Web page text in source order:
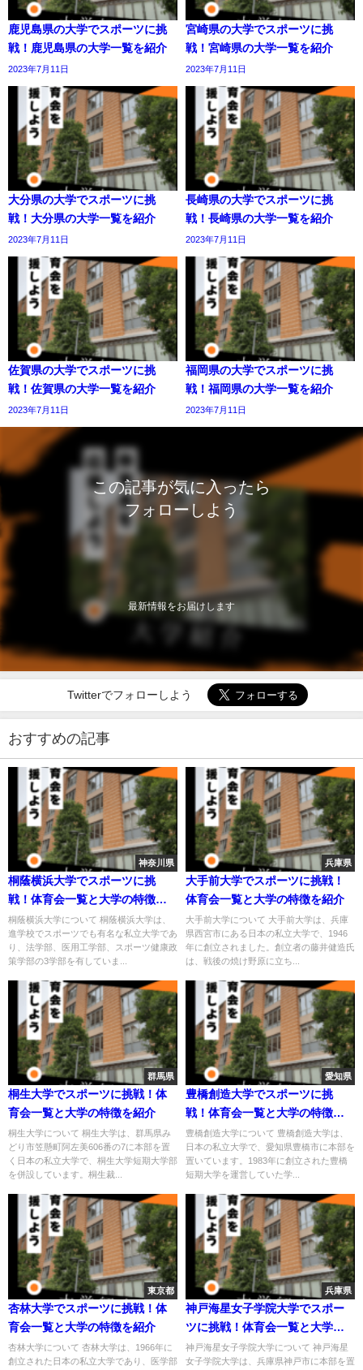
鹿児島県の大学でスポーツに挑
戦！鹿児島県の大学一覧を紹介
2023年7月11日
宮崎県の大学でスポーツに挑
戦！宮崎県の大学一覧を紹介
2023年7月11日
大分県の大学でスポーツに挑
戦！大分県の大学一覧を紹介
2023年7月11日
長崎県の大学でスポーツに挑
戦！長崎県の大学一覧を紹介
2023年7月11日
佐賀県の大学でスポーツに挑
戦！佐賀県の大学一覧を紹介
2023年7月11日
福岡県の大学でスポーツに挑
戦！福岡県の大学一覧を紹介
2023年7月11日
この記事が気に入ったら
フォローしよう
最新情報をお届けします
Twitterでフォローしよう
おすすめの記事
神奈川県
桐蔭横浜大学でスポーツに挑
戦！体育会一覧と大学の特徴を
紹介
桐蔭横浜大学について 桐蔭横浜大学は、
進学校でスポーツでも有名な私立大学であ
り、法学部、医用工学部、スポーツ健康政
策学部の3学部を有していま...
兵庫県
大手前大学でスポーツに挑戦！
体育会一覧と大学の特徴を紹介
大手前大学について 大手前大学は、兵庫
県西宮市にある日本の私立大学で、1946
年に創立されました。創立者の藤井健造氏
は、戦後の焼け野原に立ち...
群馬県
桐生大学でスポーツに挑戦！体
育会一覧と大学の特徴を紹介
桐生大学について 桐生大学は、群馬県み
どり市笠懸町阿左美606番の7に本部を置
く日本の私立大学で、桐生大学短期大学部
を併設しています。桐生裁...
愛知県
豊橋創造大学でスポーツに挑
戦！体育会一覧と大学の特徴を
紹介
豊橋創造大学について 豊橋創造大学は、
日本の私立大学で、愛知県豊橋市に本部を
置いています。1983年に創立された豊橋
短期大学を運営していた学...
東京都
杏林大学でスポーツに挑戦！体
育会一覧と大学の特徴を紹介
杏林大学について 杏林大学は、1966年に
創立された日本の私立大学であり、医学部
兵庫県
神戸海星女子学院大学でスポー
ツに挑戦！体育会一覧と大学の
特徴を紹介
神戸海星女子学院大学について 神戸海星
女子学院大学は、兵庫県神戸市に本部を置